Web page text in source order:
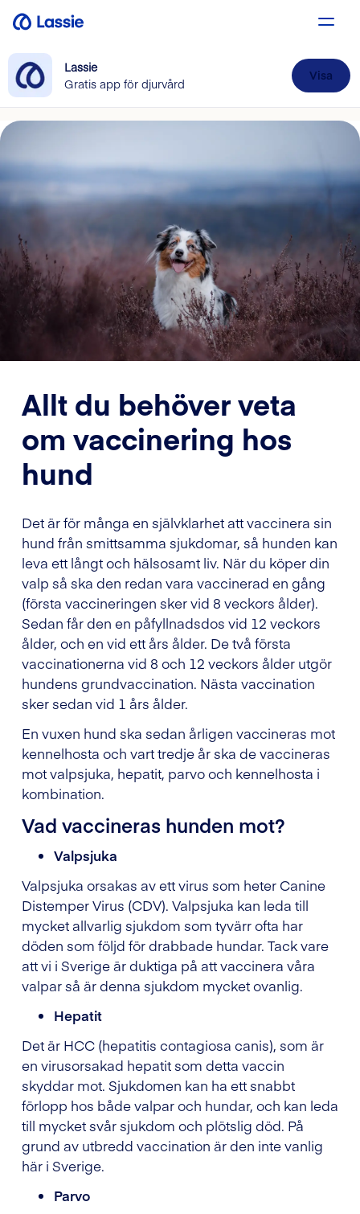
Lassie
Gratis app för djurvård
Visa
Allt du behöver veta
om vaccinering hos
hund
Det är för många en självklarhet att vaccinera sin
hund från smittsamma sjukdomar, så hunden kan
leva ett långt och hälsosamt liv. När du köper din
valp så ska den redan vara vaccinerad en gång
(första vaccineringen sker vid 8 veckors ålder).
Sedan får den en påfyllnadsdos vid 12 veckors
ålder, och en vid ett års ålder. De två första
vaccinationerna vid 8 och 12 veckors ålder utgör
hundens grundvaccination. Nästa vaccination
sker sedan vid 1 års ålder.
En vuxen hund ska sedan årligen vaccineras mot
kennelhosta och vart tredje år ska de vaccineras
mot valpsjuka, hepatit, parvo och kennelhosta i
kombination.
Vad vaccineras hunden mot?
Valpsjuka
Valpsjuka orsakas av ett virus som heter Canine
Distemper Virus (CDV). Valpsjuka kan leda till
mycket allvarlig sjukdom som tyvärr ofta har
döden som följd för drabbade hundar. Tack vare
att vi i Sverige är duktiga på att vaccinera våra
valpar så är denna sjukdom mycket ovanlig.
Hepatit
Det är HCC (hepatitis contagiosa canis), som är
en virusorsakad hepatit som detta vaccin
skyddar mot. Sjukdomen kan ha ett snabbt
förlopp hos både valpar och hundar, och kan leda
till mycket svår sjukdom och plötslig död. På
grund av utbredd vaccination är den inte vanlig
här i Sverige.
Parvo